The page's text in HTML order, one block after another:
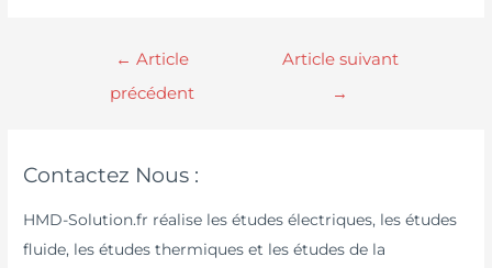
← Article
précédent
Article suivant
→
Contactez Nous :
HMD-Solution.fr réalise les études électriques, les études
fluide, les études thermiques et les études de la